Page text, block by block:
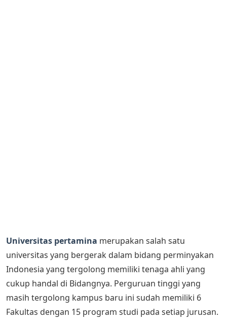
Universitas pertamina merupakan salah satu
universitas yang bergerak dalam bidang perminyakan
Indonesia yang tergolong memiliki tenaga ahli yang
cukup handal di Bidangnya. Perguruan tinggi yang
masih tergolong kampus baru ini sudah memiliki 6
Fakultas dengan 15 program studi pada setiap jurusan.